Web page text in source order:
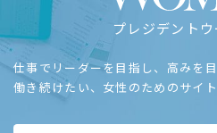
プレジデント
仕事でリーダーを目指し、高みを
働き続けたい、女性のためのサイト